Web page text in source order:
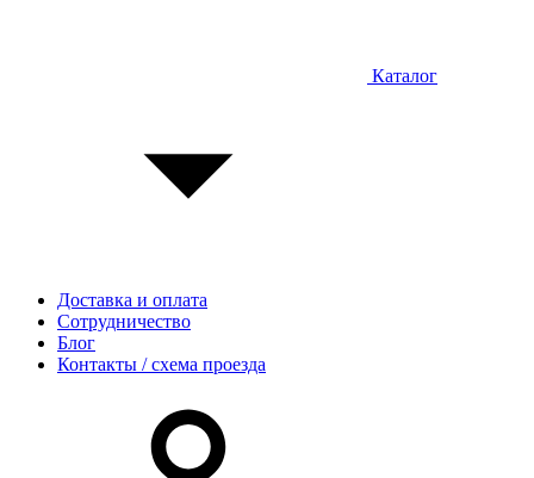
Каталог
Доставка и оплата
Сотрудничество
Блог
Контакты / схема проезда